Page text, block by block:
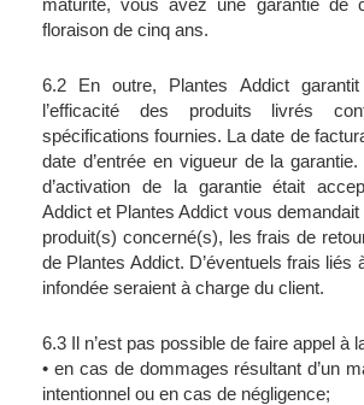
maturité, vous avez une garantie de
floraison de cinq ans.
6.2 En outre, Plantes Addict
l’efficacité des produits livrés
spécifications fournies. La date de
date d’entrée en vigueur de la
d’activation de la garantie était
Addict et Plantes Addict vous
produit(s) concerné(s), les frais de
de Plantes Addict. D’éventuels frais liés
infondée seraient à charge du client.
6.3 Il n’est pas possible de faire appel à
• en cas de dommages résultant d’un
intentionnel ou en cas de négligence;